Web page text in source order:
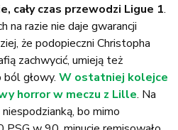
cały czas przewodzi Ligue 1.
na razie nie daje gwarancji
że podopieczni Christopha
zachwycić, umieją też
głowy. W ostatniej kolejce
horror w meczu z Lille. Na
bo mimo